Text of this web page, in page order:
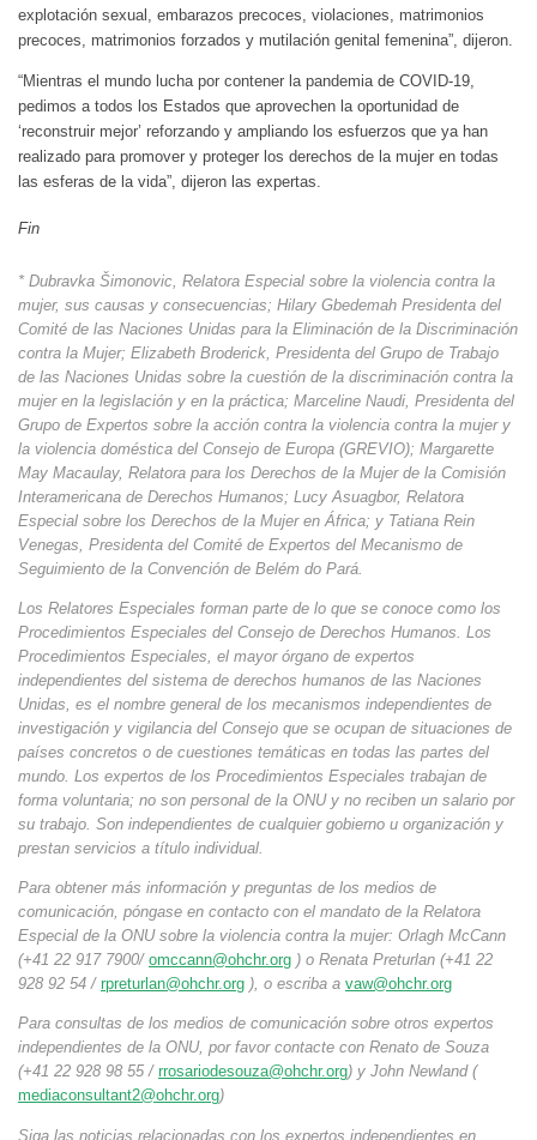
explotación sexual, embarazos precoces, violaciones, matrimonios
precoces, matrimonios forzados y mutilación genital femenina”, dijeron.
“Mientras el mundo lucha por contener la pandemia de COVID-19,
pedimos a todos los Estados que aprovechen la oportunidad de
‘reconstruir mejor’ reforzando y ampliando los esfuerzos que ya han
realizado para promover y proteger los derechos de la mujer en todas
las esferas de la vida”, dijeron las expertas.
Fin
* Dubravka Šimonovic, Relatora Especial sobre la violencia contra la
mujer, sus causas y consecuencias; Hilary Gbedemah Presidenta del
Comité de las Naciones Unidas para la Eliminación de la Discriminación
contra la Mujer; Elizabeth Broderick, Presidenta del Grupo de Trabajo
de las Naciones Unidas sobre la cuestión de la discriminación contra la
mujer en la legislación y en la práctica; Marceline Naudi, Presidenta del
Grupo de Expertos sobre la acción contra la violencia contra la mujer y
la violencia doméstica del Consejo de Europa (GREVIO); Margarette
May Macaulay, Relatora para los Derechos de la Mujer de la Comisión
Interamericana de Derechos Humanos; Lucy Asuagbor, Relatora
Especial sobre los Derechos de la Mujer en África; y Tatiana Rein
Venegas, Presidenta del Comité de Expertos del Mecanismo de
Seguimiento de la Convención de Belém do Pará.
Los Relatores Especiales forman parte de lo que se conoce como los
Procedimientos Especiales del Consejo de Derechos Humanos. Los
Procedimientos Especiales, el mayor órgano de expertos
independientes del sistema de derechos humanos de las Naciones
Unidas, es el nombre general de los mecanismos independientes de
investigación y vigilancia del Consejo que se ocupan de situaciones de
países concretos o de cuestiones temáticas en todas las partes del
mundo. Los expertos de los Procedimientos Especiales trabajan de
forma voluntaria; no son personal de la ONU y no reciben un salario por
su trabajo. Son independientes de cualquier gobierno u organización y
prestan servicios a título individual.
Para obtener más información y preguntas de los medios de
comunicación, póngase en contacto con el mandato de la Relatora
Especial de la ONU sobre la violencia contra la mujer: Orlagh McCann
(+41 22 917 7900/ omccann@ohchr.org ) o Renata Preturlan (+41 22
928 92 54 / rpreturlan@ohchr.org ), o escriba a vaw@ohchr.org
Para consultas de los medios de comunicación sobre otros expertos
independientes de la ONU, por favor contacte con Renato de Souza
(+41 22 928 98 55 / rrosariodesouza@ohchr.org) y John Newland (
mediaconsultant2@ohchr.org)
Siga las noticias relacionadas con los expertos independientes en